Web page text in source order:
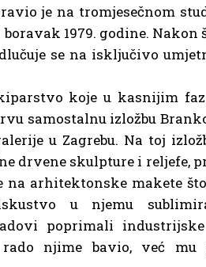
je na tromjesečnom
1979. godine. Nakon
se na isključivo
koje u kasnijim
samostalnu izložbu
u Zagrebu. Na toj
drvene skulpture i reljefe,
na arhitektonske makete
u njemu
poprimali
njime bavio, već mu